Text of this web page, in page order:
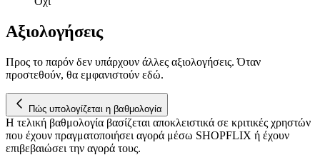
Αξιολογήσεις
Προς το παρόν δεν υπάρχουν άλλες αξιολογήσεις. Όταν
προστεθούν, θα εμφανιστούν εδώ.
Πώς υπολογίζεται η βαθμολογία
Η τελική βαθμολογία βασίζεται αποκλειστικά σε κριτικές χρηστών
που έχουν πραγματοποιήσει αγορά μέσω SHOPFLIX ή έχουν
επιβεβαιώσει την αγορά τους.